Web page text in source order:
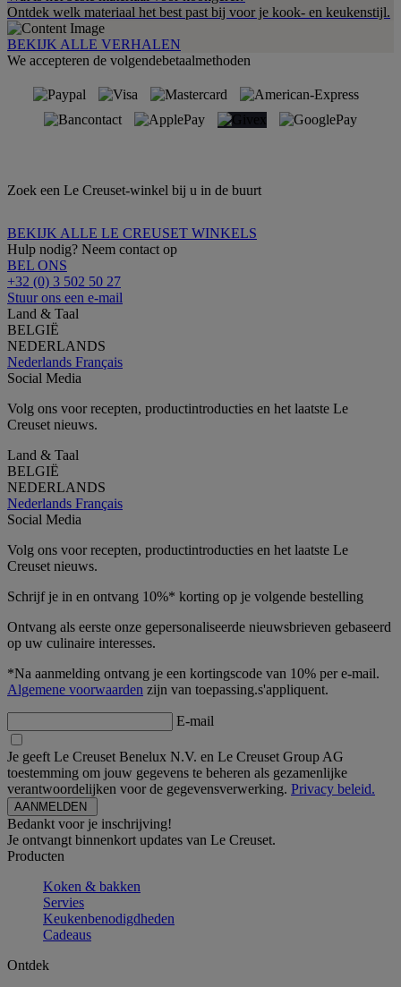
Ontdek welk materiaal het best past bij voor je kook- en keukenstijl.
BEKIJK ALLE VERHALEN
We accepteren de volgendebetaalmethoden
Zoek een Le Creuset-winkel bij u in de buurt
BEKIJK ALLE LE CREUSET WINKELS
Hulp nodig? Neem contact op
BEL ONS
+32 (0) 3 502 50 27
Stuur ons een e-mail
Land & Taal
BELGIË
NEDERLANDS
Nederlands Français
Social Media
Volg ons voor recepten, productintroducties en het laatste Le
Creuset nieuws.
Land & Taal
BELGIË
NEDERLANDS
Nederlands Français
Social Media
Volg ons voor recepten, productintroducties en het laatste Le
Creuset nieuws.
Schrijf je in en ontvang 10%* korting op je volgende bestelling
Ontvang als eerste onze gepersonaliseerde nieuwsbrieven gebaseerd
op uw culinaire interesses.
*Na aanmelding ontvang je een kortingscode van 10% per e-mail.
Algemene voorwaarden zijn van toepassing.s'appliquent.
E-mail
Je geeft Le Creuset Benelux N.V. en Le Creuset Group AG
toestemming om jouw gegevens te beheren als gezamenlijke
verantwoordelijken voor de gegevensverwerking. Privacy beleid.
Bedankt voor je inschrijving!
Je ontvangt binnenkort updates van Le Creuset.
Producten
Koken & bakken
Servies
Keukenbenodigdheden
Cadeaus
Ontdek